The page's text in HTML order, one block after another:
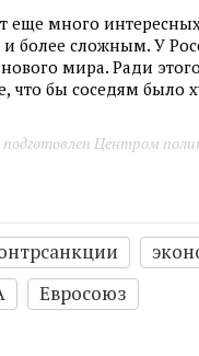
еще много
более сложным. У
мира. Ради
что бы соседям
Центром
Евросоюз